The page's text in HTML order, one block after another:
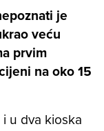
je
veću
prvim
na oko 15
u dva kioska